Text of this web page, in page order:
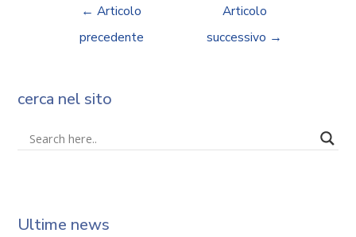
← Articolo
precedente
Articolo
successivo →
cerca nel sito
Ultime news